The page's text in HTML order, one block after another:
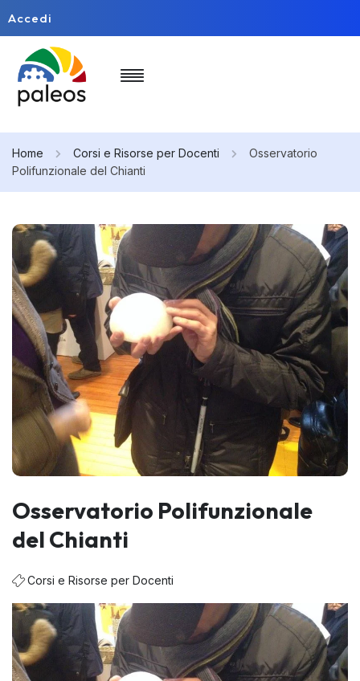
Accedi
Home Corsi e Risorse per Docenti
Osservatorio
Polifunzionale del Chianti
Osservatorio Polifunzionale
del Chianti
Corsi e Risorse per Docenti